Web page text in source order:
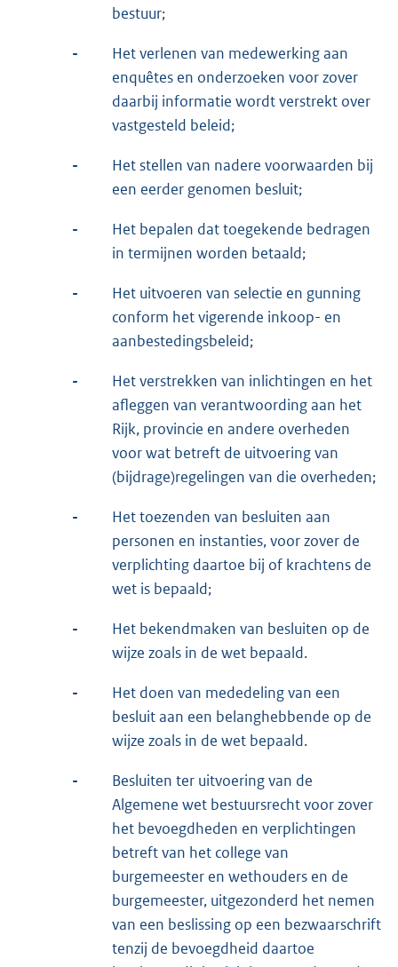
bestuur;
-
Het verlenen van medewerking aan
enquêtes en onderzoeken voor zover
daarbij informatie wordt verstrekt over
vastgesteld beleid;
-
Het stellen van nadere voorwaarden bij
een eerder genomen besluit;
-
Het bepalen dat toegekende bedragen
in termijnen worden betaald;
-
Het uitvoeren van selectie en gunning
conform het vigerende inkoop- en
aanbestedingsbeleid;
-
Het verstrekken van inlichtingen en het
afleggen van verantwoording aan het
Rijk, provincie en andere overheden
voor wat betreft de uitvoering van
(bijdrage)regelingen van die overheden;
-
Het toezenden van besluiten aan
personen en instanties, voor zover de
verplichting daartoe bij of krachtens de
wet is bepaald;
-
Het bekendmaken van besluiten op de
wijze zoals in de wet bepaald.
-
Het doen van mededeling van een
besluit aan een belanghebbende op de
wijze zoals in de wet bepaald.
-
Besluiten ter uitvoering van de
Algemene wet bestuursrecht voor zover
het bevoegdheden en verplichtingen
betreft van het college van
burgemeester en wethouders en de
burgemeester, uitgezonderd het nemen
van een beslissing op een bezwaarschrift
tenzij de bevoegdheid daartoe